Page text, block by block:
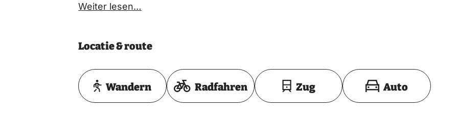
Weiter lesen…
Locatie & route
Toon op kaart
Wandern Radfahren Zug Auto